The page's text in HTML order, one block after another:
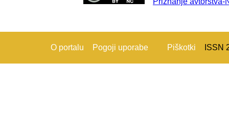
O portalu Pogoji uporabe Piškotki ISSN